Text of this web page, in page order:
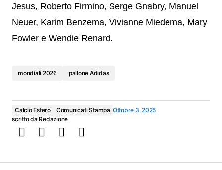
Jesus, Roberto Firmino, Serge Gnabry, Manuel
Neuer, Karim Benzema, Vivianne Miedema, Mary
Fowler e Wendie Renard.
mondiali 2026 pallone Adidas
Calcio Estero Comunicati Stampa Ottobre 3, 2025
scritto da Redazione